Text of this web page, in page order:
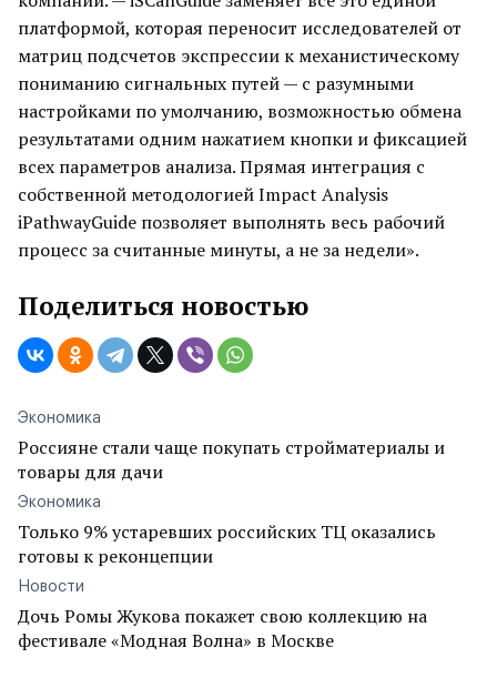
платформой, которая переносит исследователей от
матриц подсчетов экспрессии к механистическому
пониманию сигнальных путей — с разумными
настройками по умолчанию, возможностью обмена
результатами одним нажатием кнопки и фиксацией
всех параметров анализа. Прямая интеграция с
собственной методологией Impact Analysis
iPathwayGuide позволяет выполнять весь рабочий
процесс за считанные минуты, а не за недели».
Поделиться новостью
Экономика
Россияне стали чаще покупать стройматериалы и
товары для дачи
Экономика
Только 9% устаревших российских ТЦ оказались
готовы к реконцепции
Новости
Дочь Ромы Жукова покажет свою коллекцию на
фестивале «Модная Волна» в Москве